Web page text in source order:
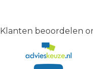
Klanten beoordelen